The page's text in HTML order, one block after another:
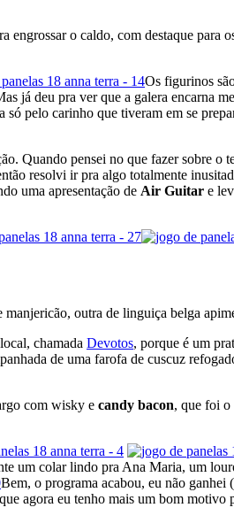
o caldo, com destaque
Os figurinos
já deu pra ver que a galera encarna
pelo carinho que tiveram em se
Quando pensei no que fazer sobre
resolvi ir pra algo totalmente
uma apresentação de Air Guitar e
outra de linguiça belga
chamada Devotos, porque é um
de uma farofa de cuscuz
com wisky e candy bacon, que foi o
um colar lindo pra Ana Maria, um
Bem, o programa acabou, eu não ganhei
agora eu tenho mais um bom